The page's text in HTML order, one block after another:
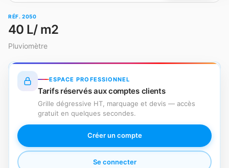
RÉF. 2050
40 L/ m2
Pluviomètre
ESPACE PROFESSIONNEL
Tarifs réservés aux comptes clients
Grille dégressive HT, marquage et devis — accès
gratuit en quelques secondes.
Créer un compte
Se connecter